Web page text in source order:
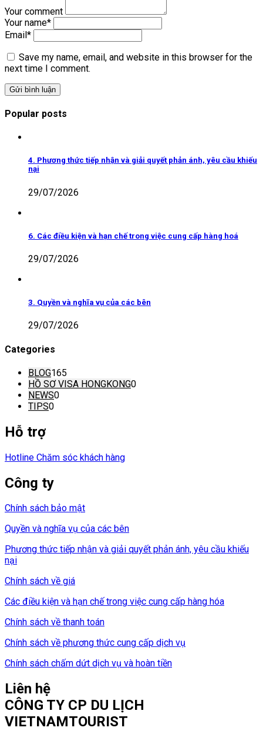
Your comment
Your name*
Email*
Save my name, email, and website in this browser for the
next time I comment.
Popular posts
4. Phương thức tiếp nhận và giải quyết phản ánh, yêu cầu khiếu
nại
29/07/2026
6. Các điều kiện và hạn chế trong việc cung cấp hàng hoá
29/07/2026
3. Quyền và nghĩa vụ của các bên
29/07/2026
Categories
BLOG165
HỒ SƠ VISA HONGKONG0
NEWS0
TIPS0
Hỗ trợ
Hotline Chăm sóc khách hàng
Công ty
Chính sách bảo mật
Quyền và nghĩa vụ của các bên
Phương thức tiếp nhận và giải quyết phản ánh, yêu cầu khiếu
nại
Chính sách về giá
Các điều kiện và hạn chế trong việc cung cấp hàng hóa
Chính sách về thanh toán
Chính sách về phương thức cung cấp dịch vụ
Chính sách chấm dứt dịch vụ và hoàn tiền
Liên hệ
CÔNG TY CP DU LỊCH
VIETNAMTOURIST